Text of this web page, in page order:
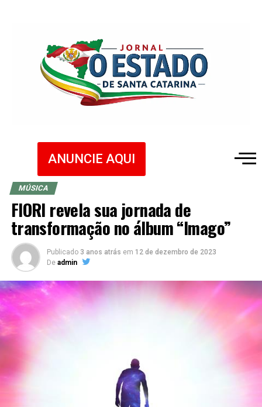
ANUNCIE AQUI
MÚSICA
FIORI revela sua jornada de
transformação no álbum “Imago”
Publicado 3 anos atrás em 12 de dezembro de 2023
De admin